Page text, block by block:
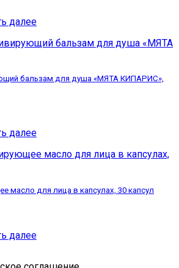
далее
бальзам для душа «МЯТА КИПАРИС»,
далее
для лица в капсулах, 30 капсул
далее